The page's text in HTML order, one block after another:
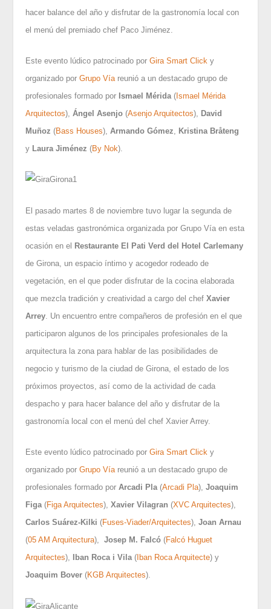
hacer balance del año y disfrutar de la gastronomía local con
el menú del premiado chef Paco Jiménez.
Este evento lúdico patrocinado porGira Smart Click y
organizado porGrupo Víareunió a un destacado grupo de
profesionales formado por Ismael Mérida( Ismael Mérida
Arquitectos),Ángel Asenjo (Asenjo Arquitectos), David
Muñoz (Bass Houses),Armando Gómez, Kristina Bråteng
y Laura Jiménez (By Nok).
El pasado martes 8 de noviembre tuvo lugar la segunda de
estas veladas gastronómica organizada por Grupo Vía en esta
ocasión en el Restaurante El Pati Verd del Hotel Carlemany
de Girona, un espacio íntimo y acogedor rodeado de
vegetación, en el que poder disfrutar de la cocina elaborada
que mezcla tradición y creatividad a cargo del chefXavier
Arrey . Un encuentro entre compañeros de profesión en el que
participaron algunos de los principales profesionales de la
arquitectura la zona para hablar de las posibilidades de
negocio y turismo de la ciudad de Girona, el estado de los
próximos proyectos, así como de la actividad de cada
despacho y para hacer balance del año y disfrutar de la
gastronomía local con el menú del chef Xavier Arrey.
Este evento lúdico patrocinado porGira Smart Click y
organizado porGrupo Víareunió a un destacado grupo de
profesionales formado porArcadi Pla(Arcadi Pla),Joaquim
Figa(Figa Arquitectes),Xavier Vilagran (XVC Arquitectes),
Carlos Suárez-Kilki (Fuses-Viader/Arquitectes),Joan Arnau
(05 AM Arquitectura),Josep M. Falcó (Falcó Huguet
Arquitectes), Iban Roca i Vila( Iban Roca Arquitecte) y
Joaquim Bover (KGB Arquitectes).